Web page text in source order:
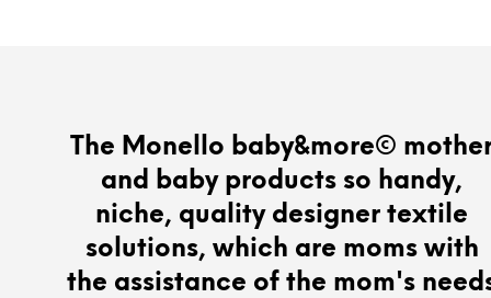
The Monello baby&more©
and baby products so handy,
niche, quality designer textile
solutions, which are moms with
the assistance of the mom's